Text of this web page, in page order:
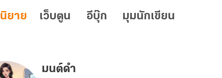
นิยาย เว็บตูน อีบุ๊ก มุมนักเขียน
มนต์ดำ